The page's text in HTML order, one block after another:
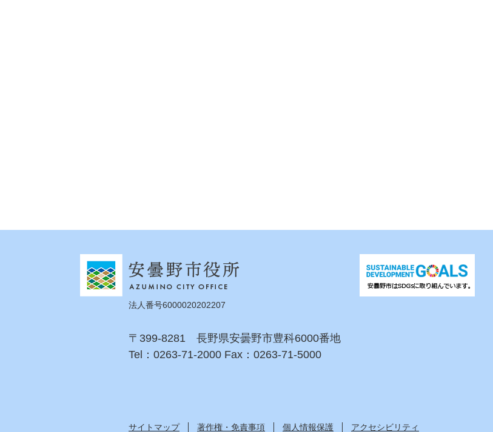
法人番号6000020202207
〒399-8281 長野県安曇野市豊科6000番地
Tel：0263-71-2000 Fax：0263-71-5000
サイトマップ 著作権・免責事項 個人情報保護 アクセシビリティ